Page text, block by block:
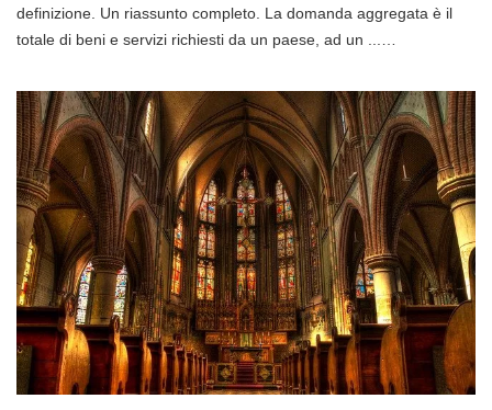
definizione. Un riassunto completo. La domanda aggregata è il
totale di beni e servizi richiesti da un paese, ad un ...…